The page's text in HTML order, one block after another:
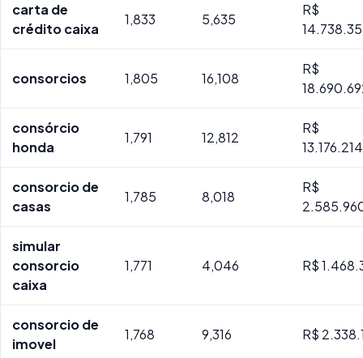
carta de
crédito caixa
1,833 5,635
R$
consorcios 1,805 16,108
R$
consórcio
honda
1,791 12,812
R$
consorcio de
casas
1,785 8,018
R$
simular
consorcio
caixa
1,771 4,046 R$
consorcio de
imovel
1,768 9,316 R$